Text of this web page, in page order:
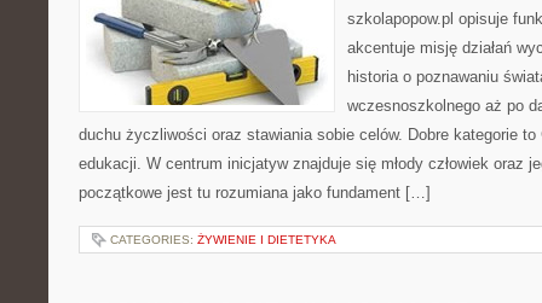
szkolapopow.pl opisuje
akcentuje misję działań
historia o poznawaniu
wczesnoszkolnego aż po
duchu życzliwości oraz stawiania sobie celów. Dobre kategorie to
edukacji. W centrum inicjatyw znajduje się młody człowiek oraz
początkowe jest tu rozumiana jako fundament […]
CATEGORIES: ŻYWIENIE I DIETETYKA